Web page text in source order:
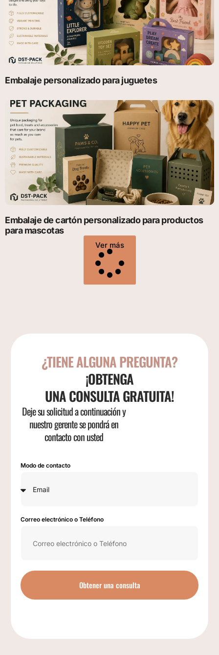
Embalaje personalizado para juguetes
Embalaje de cartón personalizado para productos
para mascotas
Ver más
¿TIENE ALGUNA PREGUNTA?
¡OBTENGA
UNA CONSULTA GRATUITA!
Deje su solicitud a continuación y
nuestro gerente se pondrá en
contacto con usted
Modo de contacto
Correo electrónico o Teléfono
Obtener una consulta